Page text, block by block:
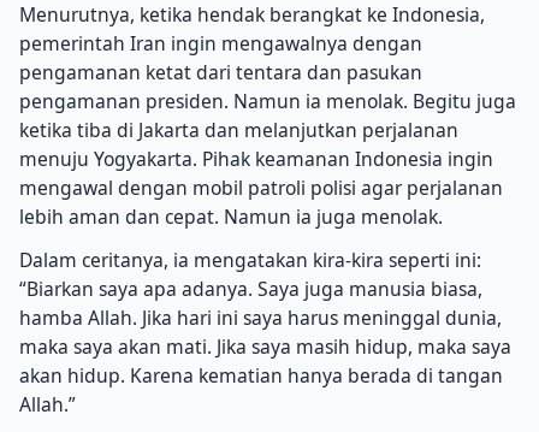
Menurutnya, ketika hendak berangkat ke Indonesia,
pemerintah Iran ingin mengawalnya dengan
pengamanan ketat dari tentara dan pasukan
pengamanan presiden. Namun ia menolak. Begitu juga
ketika tiba di Jakarta dan melanjutkan perjalanan
menuju Yogyakarta. Pihak keamanan Indonesia ingin
mengawal dengan mobil patroli polisi agar perjalanan
lebih aman dan cepat. Namun ia juga menolak.
Dalam ceritanya, ia mengatakan kira-kira seperti ini:
“Biarkan saya apa adanya. Saya juga manusia biasa,
hamba Allah. Jika hari ini saya harus meninggal dunia,
maka saya akan mati. Jika saya masih hidup, maka saya
akan hidup. Karena kematian hanya berada di tangan
Allah.”